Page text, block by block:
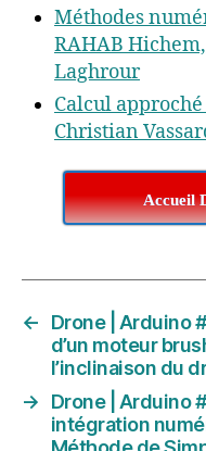
Méthodes
RAHAB Hichem,
Laghrour
Calcul
Christian
Accueil
←
Drone | Arduino
d’un moteur
l’inclinaison du
→
Drone | Arduino
intégration